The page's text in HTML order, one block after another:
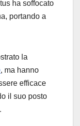
ha soffocato
portando a
la
, ma hanno
efficace
il suo posto